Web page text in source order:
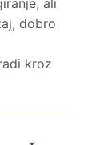
dobro
kroz